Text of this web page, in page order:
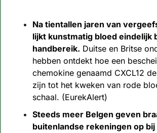
Na tientallen jaren van
lijkt kunstmatig bloed eindelijk
handbereik. Duitse en Britse
hebben ontdekt hoe een
chemokine genaamd CXCL12
zijn tot het kweken van rode
schaal. (EurekAlert)
Steeds meer Belgen geven